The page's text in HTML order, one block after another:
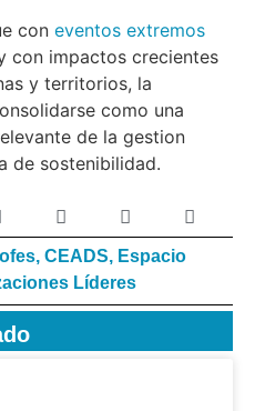
con eventos extremos
con impactos crecientes
y territorios, la
como una
de la gestion
de sostenibilidad.
, CEADS, Espacio
Líderes